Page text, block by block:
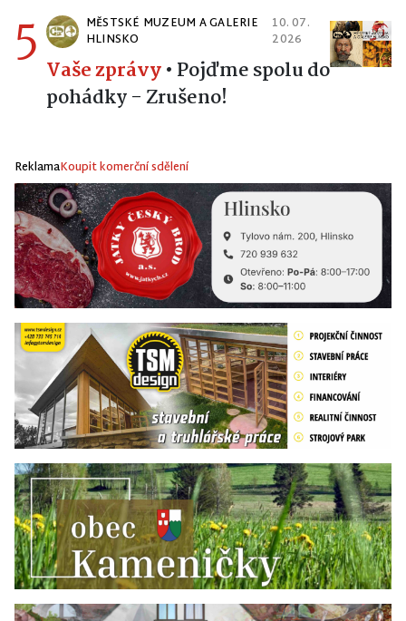
5
MĚSTSKÉ MUZEUM A GALERIE
HLINSKO
10. 07.
2026
Vaše zprávy• Pojďme spolu do
pohádky - Zrušeno!
ReklamaKoupit komerční sdělení